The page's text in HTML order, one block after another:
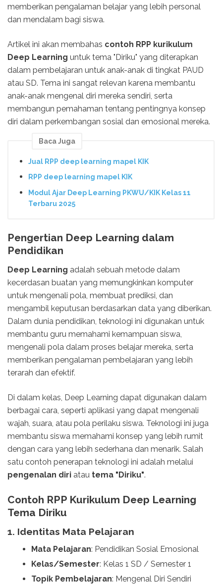
memberikan pengalaman belajar yang lebih personal
dan mendalam bagi siswa.
Artikel ini akan membahas contoh RPP kurikulum
Deep Learning untuk tema "Diriku" yang diterapkan
dalam pembelajaran untuk anak-anak di tingkat PAUD
atau SD. Tema ini sangat relevan karena membantu
anak-anak mengenal diri mereka sendiri, serta
membangun pemahaman tentang pentingnya konsep
diri dalam perkembangan sosial dan emosional mereka.
Baca Juga
Jual RPP deep learning mapel KIK
RPP deep learning mapel KIK
Modul Ajar Deep Learning PKWU/KIK Kelas 11
Terbaru 2025
Pengertian Deep Learning dalam
Pendidikan
Deep Learning adalah sebuah metode dalam
kecerdasan buatan yang memungkinkan komputer
untuk mengenali pola, membuat prediksi, dan
mengambil keputusan berdasarkan data yang diberikan.
Dalam dunia pendidikan, teknologi ini digunakan untuk
membantu guru memahami kemampuan siswa,
mengenali pola dalam proses belajar mereka, serta
memberikan pengalaman pembelajaran yang lebih
terarah dan efektif.
Di dalam kelas, Deep Learning dapat digunakan dalam
berbagai cara, seperti aplikasi yang dapat mengenali
wajah, suara, atau pola perilaku siswa. Teknologi ini juga
membantu siswa memahami konsep yang lebih rumit
dengan cara yang lebih sederhana dan menarik. Salah
satu contoh penerapan teknologi ini adalah melalui
pengenalan diri atau tema "Diriku".
Contoh RPP Kurikulum Deep Learning
Tema Diriku
1. Identitas Mata Pelajaran
Mata Pelajaran: Pendidikan Sosial Emosional
Kelas/Semester: Kelas 1 SD / Semester 1
Topik Pembelajaran: Mengenal Diri Sendiri